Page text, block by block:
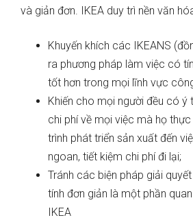
và giản đơn. IKEA duy trì nền văn
Khuyến khích các IKEANS
ra phương pháp làm việc có
tốt hơn trong mọi lĩnh vực
Khiến cho mọi người đều có ý
chi phí về mọi việc mà họ
trình phát triển sản xuất đến
ngoan, tiết kiệm chi phí đi lại;
Tránh các biện pháp giải
tính đơn giản là một phần
IKEA